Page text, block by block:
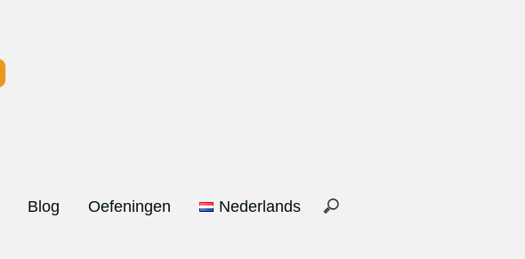
Blog Oefeningen Nederlands